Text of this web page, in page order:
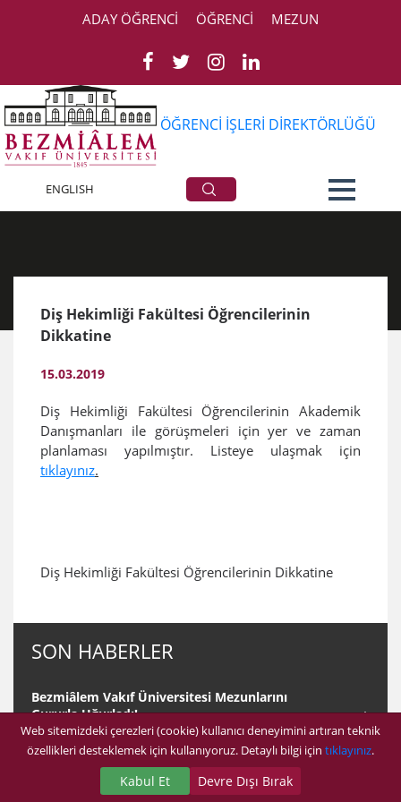
ADAY ÖĞRENCİ ÖĞRENCİ MEZUN
ÖĞRENCİ İŞLERİ DİREKTÖRLÜĞÜ
ENGLISH Haberler
Diş Hekimliği Fakültesi Öğrencilerinin
Dikkatine
15.03.2019
​Diş Hekimliği Fakültesi Öğrencilerinin Akademik
Danışmanları ile görüşmeleri için yer ve zaman
planlaması yapılmıştır. Listeye ulaşmak için
tıklayınız​.
Diş Hekimliği Fakültesi Öğrencilerinin Dikkatine
SON HABERLER
Bezmiâlem Vakıf Üniversitesi Mezunlarını
Gururla Uğurladı!
14.07.2025
Kütük Çakma Törenimiz Gerçekleşti
Web sitemizdeki çerezleri (cookie) kullanıcı deneyimini artıran teknik
özellikleri desteklemek için kullanıyoruz. Detaylı bilgi için tıklayınız.
Kabul Et Devre Dışı Bırak